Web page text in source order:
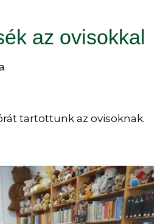
az ovisokkal
tartottunk az ovisoknak.